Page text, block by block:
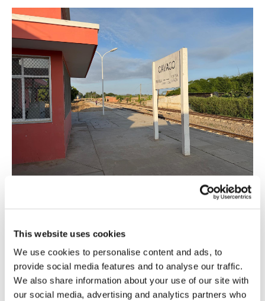
This website uses cookies
We use cookies to personalise content and ads, to
provide social media features and to analyse our traffic.
We also share information about your use of our site with
our social media, advertising and analytics partners who